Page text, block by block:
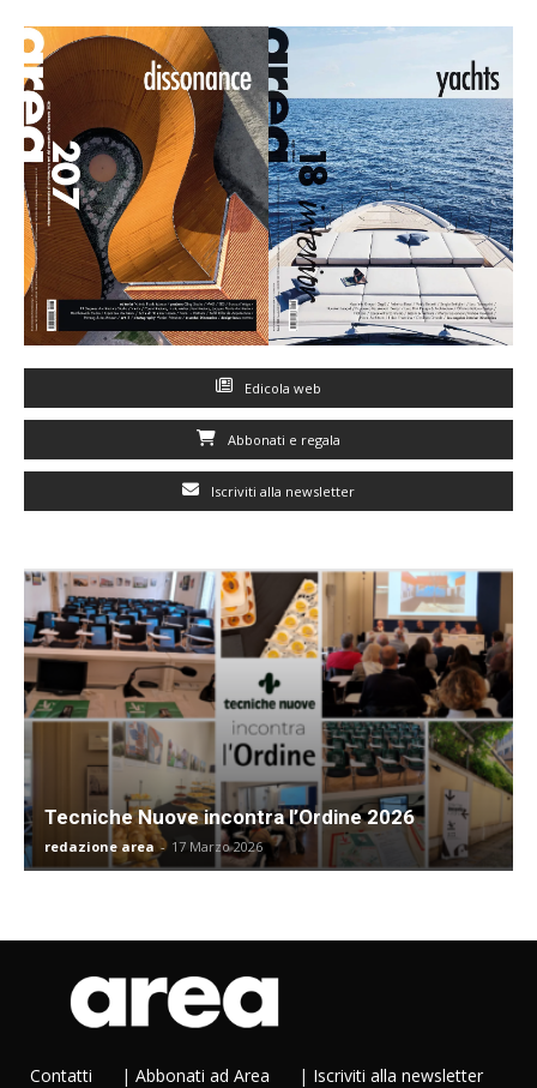
Edicola web
Abbonati e regala
Iscriviti alla newsletter
Tecniche Nuove incontra l’Ordine 2026
redazione area - 17 Marzo 2026
Contatti | Abbonati ad Area | Iscriviti alla newsletter